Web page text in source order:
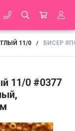
11/0 / БИСЕР
11/0 #0377